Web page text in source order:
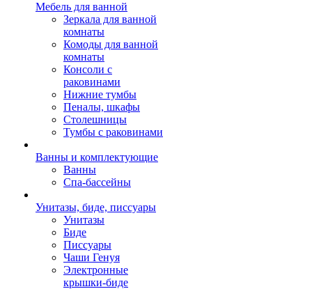
Мебель для ванной
Зеркала для ванной
комнаты
Комоды для ванной
комнаты
Консоли с
раковинами
Нижние тумбы
Пеналы, шкафы
Столешницы
Тумбы с раковинами
Ванны и комплектующие
Ванны
Спа-бассейны
Унитазы, биде, писсуары
Унитазы
Биде
Писсуары
Чаши Генуя
Электронные
крышки-биде